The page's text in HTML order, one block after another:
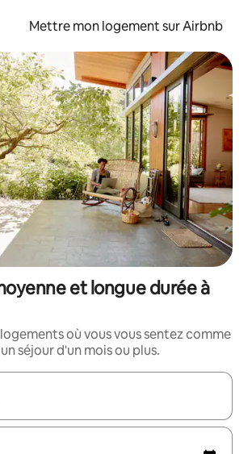
Mettre mon logement sur Airbnb
et longue durée à
où vous vous sentez comme
séjour d'un mois ou plus.
s'affichent, utilisez les flèches vers le